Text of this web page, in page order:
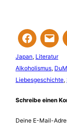
Japan, Literatur
Alkoholismus,
Liebesgeschichte,
Schreibe einen
Deine E-Mail-